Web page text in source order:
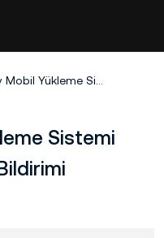
KuCoin Pay Mobil Yükleme Sistemi Güncellemesi Bakım Bildirimi
Sistemi